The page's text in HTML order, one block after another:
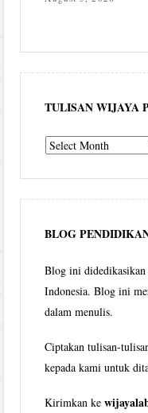
TULISAN WIJAYA
Tulisan
per
bulan
BLOG
Blog ini
Indonesia. Blog ini
dalam menulis.
Ciptakan tulisan-
kepada kami untuk
Kirimkan ke